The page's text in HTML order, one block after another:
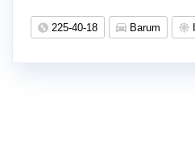
225-40-18 Barum